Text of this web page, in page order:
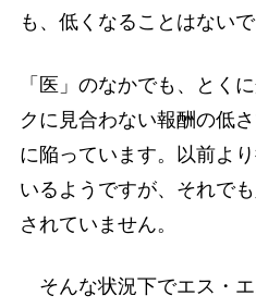
も、低くなることはないで
「医」のなかでも、とく
クに見合わない報酬の低
に陥っています。以前よ
いるようですが、それで
されていません。
そんな状況下でエス・